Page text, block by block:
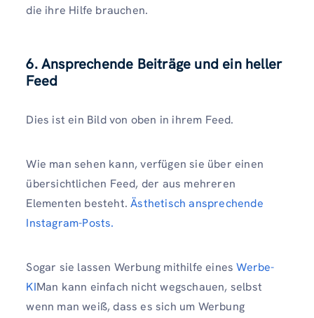
die ihre Hilfe brauchen.
6. Ansprechende Beiträge und ein heller
Feed
Dies ist ein Bild von oben in ihrem Feed.
Wie man sehen kann, verfügen sie über einen
übersichtlichen Feed, der aus mehreren
Elementen besteht.Ästhetisch ansprechende
Instagram-Posts.
Sogar sie lassen Werbung mithilfe einesWerbe-
KIMan kann einfach nicht wegschauen, selbst
wenn man weiß, dass es sich um Werbung